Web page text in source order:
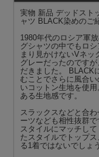
実物 新品 デッドスト
ャツ BLACK染めのご
1980年代のロシア軍
グシャツの中でもロ
まり見かけないVネッ
グレーだったのです
だきました。 BLACK
むことでさらに風合
いコットン生地を使
ある生地感です。
スラックスなどと合
ーツなども相性抜群
スタイルにマッチし
たスタイルでトップ
る1着ではないでしょ